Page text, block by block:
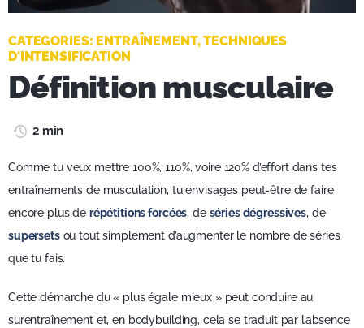
CATEGORIES: ENTRAÎNEMENT,TECHNIQUES
D'INTENSIFICATION
Définition musculaire
2 min
Comme tu veux mettre 100%, 110%, voire 120% d’effort dans tes
entraînements de musculation, tu envisages peut-être de faire
encore plus de répétitions forcées, de séries dégressives, de
supersetsou tout simplement d’augmenter le nombre de séries
que tu fais.
Cette démarche du « plus égale mieux » peut conduire au
surentraînement et, en bodybuilding, cela se traduit par l’absence